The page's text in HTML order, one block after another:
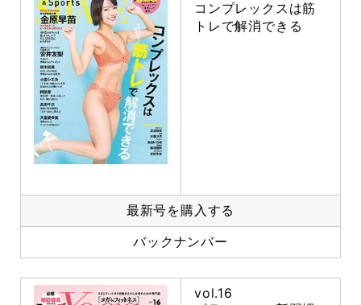
コンプレックスは筋
トレで解消できる
最新号を購入する
バックナンバー
vol.16